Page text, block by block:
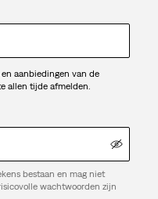
aanbiedingen van de
allen tijde afmelden.
bestaan en mag niet
wachtwoorden zijn